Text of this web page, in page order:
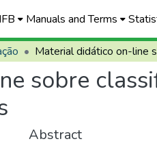
Manuals and Terms
sobre
Abstract